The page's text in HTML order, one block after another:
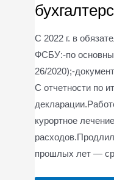
С 2022 г. в
ФСБУ:-по
26/2020);-
С отчетности по
курортное
прошлых лет —